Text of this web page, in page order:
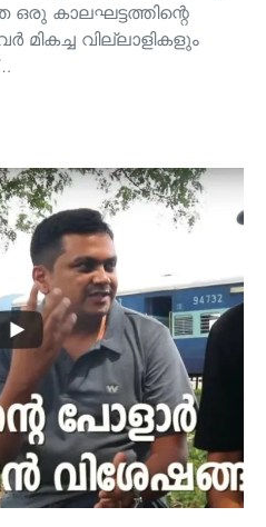
ഒരു കാലഘട്ടത്തിന്റെ
വില്ലാളികളും